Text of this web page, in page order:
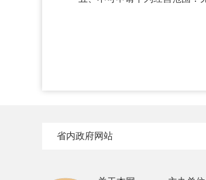
省内政府网站